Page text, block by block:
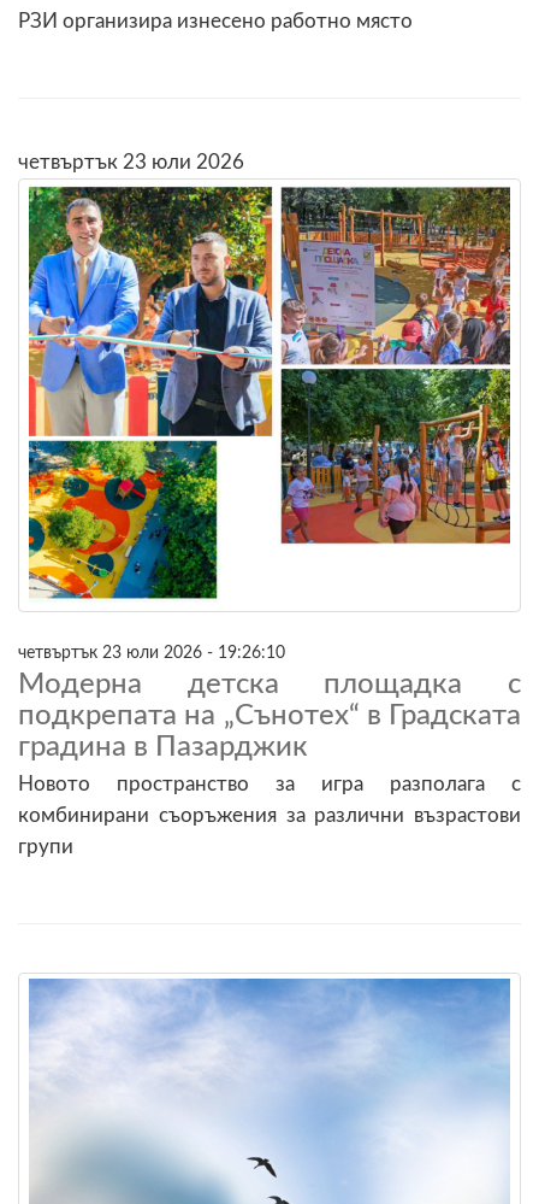
РЗИ организира изнесено работно място
четвъртък 23 юли 2026
четвъртък 23 юли 2026 - 19:26:10
Модерна детска площадка с
подкрепата на „Сънотех“ в Градската
градина в Пазарджик
Новото пространство за игра разполага с
комбинирани съоръжения за различни възрастови
групи